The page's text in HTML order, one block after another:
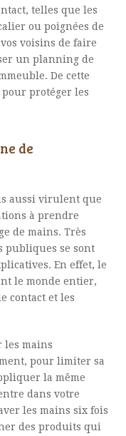
telles que les
ou poignées de
voisins de faire
un planning de
De cette
protéger les
de
aussi virulent que
à prendre
de mains. Très
publiques se sont
En effet, le
le monde entier,
contact et les
les mains
pour limiter sa
la même
dans votre
les mains six fois
des produits qui